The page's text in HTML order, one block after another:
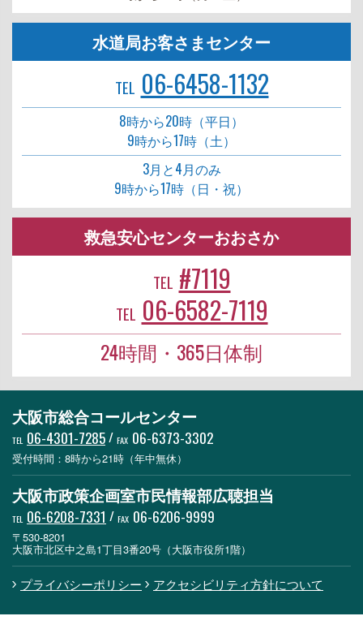
水道局お客さまセンター
TEL 06-6458-1132
8時から20時（平日）
9時から17時（土）
3月と4月のみ
9時から17時（日・祝）
救急安心センターおおさか
TEL #7119
TEL 06-6582-7119
24時間・365日体制
大阪市総合コールセンター
TEL 06-4301-7285/ FAX 06-6373-3302
受付時間：8時から21時（年中無休）
大阪市政策企画室市民情報部広聴担当
TEL 06-6208-7331 / FAX 06-6206-9999
〒530-8201
大阪市北区中之島1丁目3番20号（大阪市役所1階）
プライバシーポリシー アクセシビリティ方針について